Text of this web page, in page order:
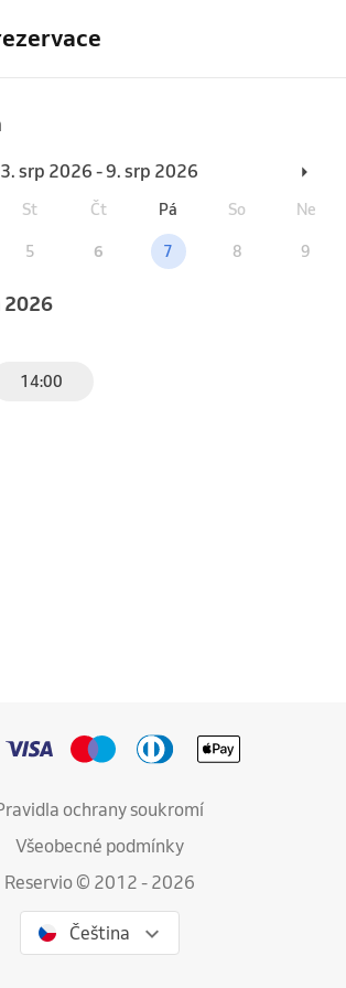
3. srp 2026 - 9. srp 2026
St Čt Pá So Ne
5 6 7 8 9
2026
14:00
ochrany soukromí
Všeobecné podmínky
Reservio © 2012 - 2026
Čeština